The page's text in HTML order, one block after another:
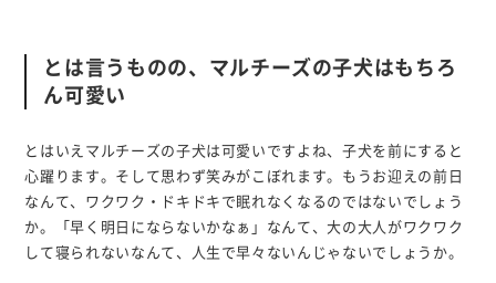
とは言うものの、マルチーズの子犬はもちろ
ん可愛い
とはいえマルチーズの子犬は可愛いですよね、子犬を前にすると
心躍ります。そして思わず笑みがこぼれます。もうお迎えの前日
なんて、ワクワク・ドキドキで眠れなくなるのではないでしょう
か。「早く明日にならないかなぁ」なんて、大の大人がワクワク
して寝られないなんて、人生で早々ないんじゃないでしょうか。